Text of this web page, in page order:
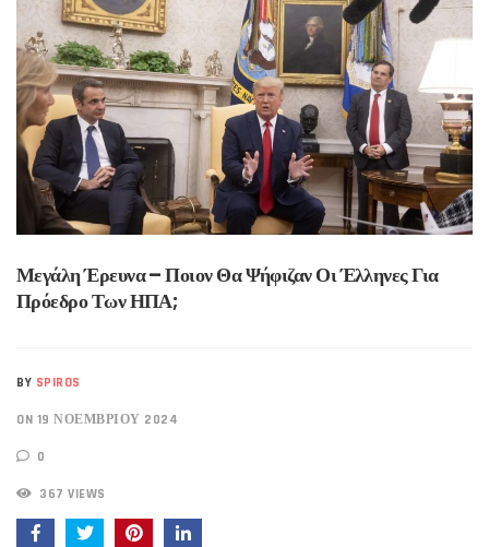
Μεγάλη Έρευνα – Ποιον Θα Ψήφιζαν Οι Έλληνες Για
Πρόεδρο Των ΗΠΑ;
BY SPIROS
ON 19 ΝΟΕΜΒΡΊΟΥ 2024
0
367 VIEWS